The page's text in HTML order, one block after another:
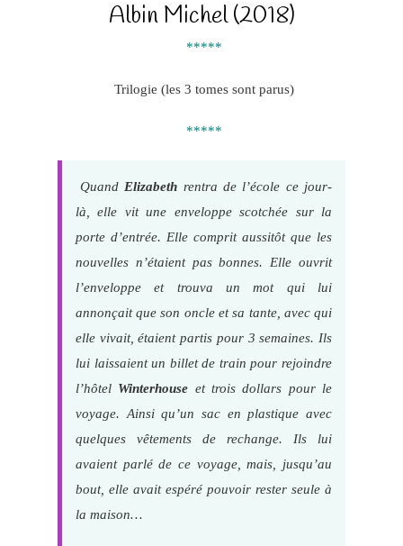
Albin Michel (2018)
*****
Trilogie (les 3 tomes sont parus)
*****
Quand Elizabeth rentra de l’école ce jour-
là, elle vit une enveloppe scotchée sur la
porte d’entrée. Elle comprit aussitôt que les
nouvelles n’étaient pas bonnes. Elle ouvrit
l’enveloppe et trouva un mot qui lui
annonçait que son oncle et sa tante, avec qui
elle vivait, étaient partis pour 3 semaines. Ils
lui laissaient un billet de train pour rejoindre
l’hôtel Winterhouse et trois dollars pour le
voyage. Ainsi qu’un sac en plastique avec
quelques vêtements de rechange. Ils lui
avaient parlé de ce voyage, mais, jusqu’au
bout, elle avait espéré pouvoir rester seule à
la maison…